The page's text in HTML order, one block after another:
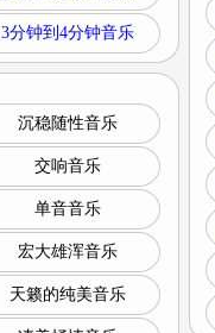
3分钟到4分钟音乐
沉稳随性音乐
交响音乐
单音音乐
宏大雄浑音乐
天籁的纯美音乐